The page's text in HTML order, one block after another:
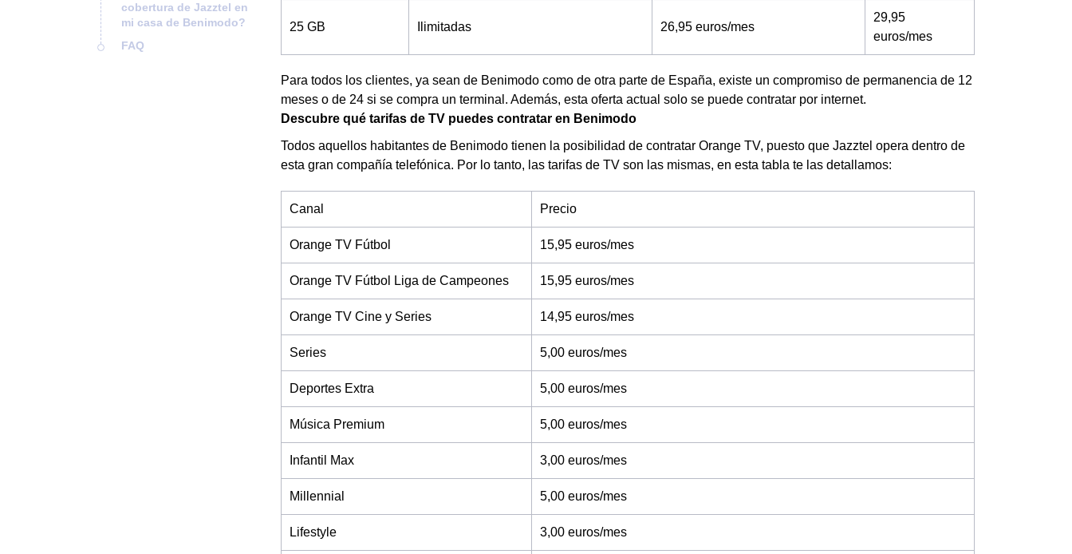
cobertura de Jazztel en
mi casa de Benimodo?
FAQ
25 GB Ilimitadas 26,95 euros/mes
29,95
euros/mes
Para todos los clientes, ya sean de Benimodo como de otra parte de España, existe un compromiso de permanencia de 12
meses o de 24 si se compra un terminal. Además, esta oferta actual solo se puede contratar por internet.
Descubre qué tarifas de TV puedes contratar en Benimodo
Todos aquellos habitantes de Benimodo tienen la posibilidad de contratar Orange TV, puesto que Jazztel opera dentro de
esta gran compañía telefónica. Por lo tanto, las tarifas de TV son las mismas, en esta tabla te las detallamos:
Canal Precio
Orange TV Fútbol 15,95 euros/mes
Orange TV Fútbol Liga de Campeones 15,95 euros/mes
Orange TV Cine y Series 14,95 euros/mes
Series 5,00 euros/mes
Deportes Extra 5,00 euros/mes
Música Premium 5,00 euros/mes
Infantil Max 3,00 euros/mes
Millennial 5,00 euros/mes
Lifestyle 3,00 euros/mes